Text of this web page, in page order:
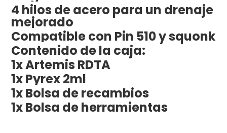
4 hilos de acero para un drenaje
mejorado
Compatible con Pin 510 y squonk
Contenido de la caja:
1x Artemis RDTA
1x Pyrex 2ml
1x Bolsa de recambios
1x Bolsa de herramientas